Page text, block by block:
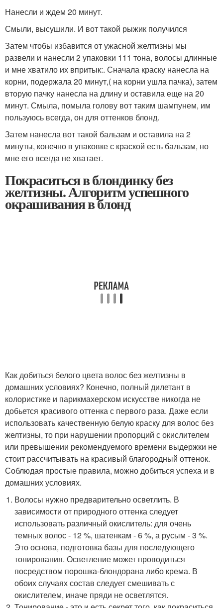
Нанесли и ждем 20 минут.
Смыли, высушили. И вот такой рыжик получился
Затем чтобы избавится от ужасной желтизны мы
развели и нанесли 2 упаковки 111 тона, волосы длинные
и мне хватило их впритык:. Сначала краску нанесла на
корни, подержала 20 минут,( на корни ушла пачка), затем
вторую пачку нанесла на длину и оставила еще на 20
минут. Смыла, помыла голову вот таким шампунем, им
пользуюсь всегда, он для оттенков блонд.
Затем нанесла вот такой бальзам и оставила на 2
минуты, конечно в упаковке с краской есть бальзам, но
мне его всегда не хватает.
Покраситься в блондинку без
желтизны. Алгоритм успешного
окрашивания в блонд
Как добиться белого цвета волос без желтизны в
домашних условиях? Конечно, полный дилетант в
колористике и парикмахерском искусстве никогда не
добьется красивого оттенка с первого раза. Даже если
использовать качественную белую краску для волос без
желтизны, то при нарушении пропорций с окислителем
или превышении рекомендуемого времени выдержки не
стоит рассчитывать на красивый благородный оттенок.
Соблюдая простые правила, можно добиться успеха и в
домашних условиях.
Волосы нужно предварительно осветлить. В
зависимости от природного оттенка следует
использовать различный окислитель: для очень
темных волос - 12 %, шатенкам - 6 %, а русым - 3 %.
Это основа, подготовка базы для последующего
тонирования. Осветление может проводиться
посредством порошка-блондорана либо крема. В
обоих случаях состав следует смешивать с
окислителем, иначе пряди не осветлятся.